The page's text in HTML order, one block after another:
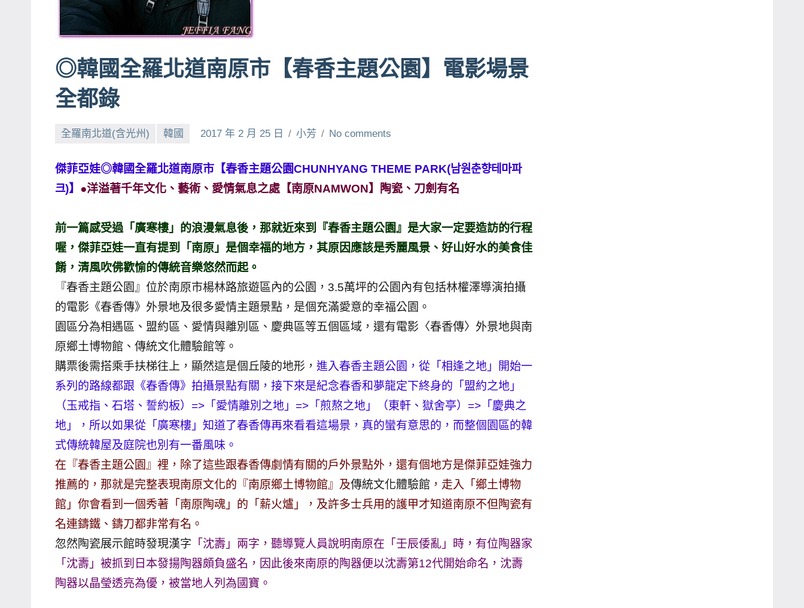
賓、
News
探
節
班
外
景
主
持、
吳
哥
窟
國
旅
遊
書
作
者、
發
表
會
及
活
動
主
持、
學
◎韓國全羅北道南原市【春香主題公園】電影場景
全都錄
全羅南北道(含光州) 韓國 2017 年 2 月 25 日 小芳 No comments
傑菲亞娃◎韓國全羅北道南原市【春香主題公園CHUNHYANG THEME PARK(남원춘향테마파
크)】 ●洋溢著千年文化、藝術、愛情氣息之處【南原NAMWON】陶瓷、刀劍有名
前一篇感受過「廣寒樓」的浪漫氣息後，那就近來到『春香主題公園』是大家一定要造訪的行程
喔，傑菲亞娃一直有提到「南原」是個幸福的地方，其原因應該是秀麗風景、好山好水的美食佳
餚，清風吹佛歡愉的傳統音樂悠然而起。
『春香主題公園』位於南原市楊林路旅遊區內的公園，3.5萬坪的公園內有包括林權澤導演拍攝
的電影《春香傳》外景地及很多愛情主題景點，是個充滿愛意的幸福公園。
園區分為相遇區、盟約區、愛情與離別區、慶典區等五個區域，還有電影〈春香傳〉外景地與南
原鄉土博物館、傳統文化體驗館等。
購票後需搭乘手扶梯往上，顯然這是個丘陵的地形， 進入春香主題公園，從「相逢之地」開始一
系列的路線都跟《春香傳》拍攝景點有關，接下來是紀念春香和夢龍定下終身的「盟約之地」
（玉戒指、石塔、誓約板）=>「愛情離別之地」=>「煎熬之地」（東軒、獄舍亭）=>「慶典之
地」，所以如果從「廣寒樓」知道了春香傳再來看看這場景，真的蠻有意思的，而整個園區的韓
式傳統韓屋及庭院也別有一番風味。
在『春香主題公園』裡，除了這些跟春香傳劇情有關的戶外景點外，還有個地方是傑菲亞娃強力
推薦的，那就是完整表現南原文化的『南原鄉土博物館』及傳統文化體驗館 ，走入「鄉土博物
館」你會看到一個秀著「南原陶魂」的「薪火爐」，及許多士兵用的護甲才知道南原不但陶瓷有
名連鑄鐵、鑄刀都非常有名。
忽然陶瓷展示館時發現漢字 「沈壽」兩字，聽導覽人員說明南原在「壬辰倭亂」時，有位陶器家
「沈壽」被抓到日本發揚陶器頗負盛名，因此後來南原的陶器便以沈壽第12代開始命名，沈壽
陶器以晶瑩透亮為優，被當地人列為國寶。